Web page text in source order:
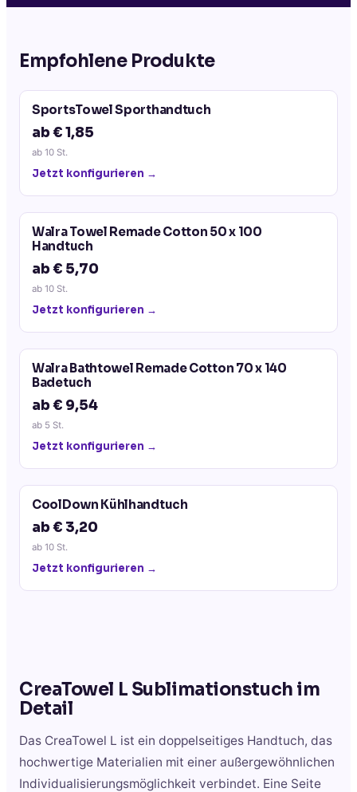
Empfohlene Produkte
SportsTowel Sporthandtuch
ab € 1,85
ab 10 St.
Jetzt konfigurieren →
Walra Towel Remade Cotton 50 x 100
Handtuch
ab € 5,70
ab 10 St.
Jetzt konfigurieren →
Walra Bathtowel Remade Cotton 70 x 140
Badetuch
ab € 9,54
ab 5 St.
Jetzt konfigurieren →
CoolDown Kühlhandtuch
ab € 3,20
ab 10 St.
Jetzt konfigurieren →
CreaTowel L Sublimationstuch im
Detail
Das CreaTowel L ist ein doppelseitiges Handtuch, das
hochwertige Materialien mit einer außergewöhnlichen
Individualisierungsmöglichkeit verbindet. Eine Seite